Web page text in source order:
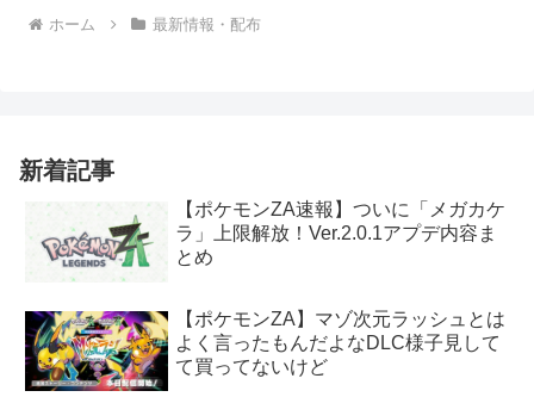
ホーム 最新情報・配布
新着記事
【ポケモンZA速報】ついに「メガカケ
ラ」上限解放！Ver.2.0.1アプデ内容ま
とめ
【ポケモンZA】マゾ次元ラッシュとは
よく言ったもんだよなDLC様子見して
て買ってないけど